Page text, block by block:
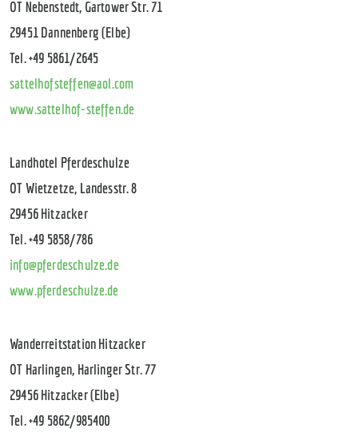
OT Nebenstedt, Gartower Str. 71
29451 Dannenberg (Elbe)
Tel. +49 5861/2645
sattelhofsteffen@aol.com
www.sattelhof-steffen.de
Landhotel Pferdeschulze
OT Wietzetze, Landesstr. 8
29456 Hitzacker
Tel. +49 5858/786
info@pferdeschulze.de
www.pferdeschulze.de
Wanderreitstation Hitzacker
OT Harlingen, Harlinger Str. 77
29456 Hitzacker (Elbe)
Tel. +49 5862/985400